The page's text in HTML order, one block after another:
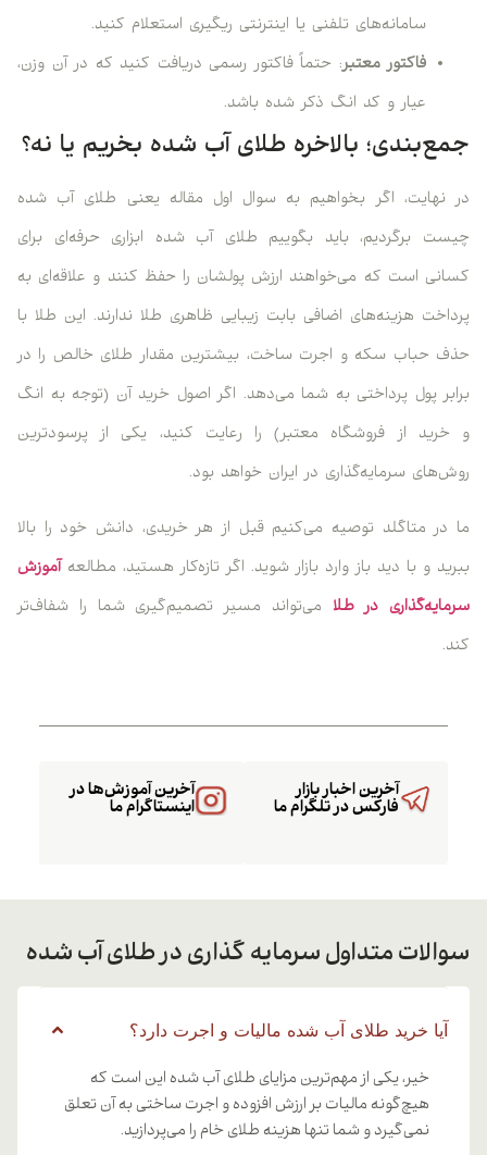
سامانه‌های تلفنی یا اینترنتی ریگیری استعلام کنید.
فاکتور معتبر: حتماً فاکتور رسمی دریافت کنید که در آن وزن،
عیار و کد انگ ذکر شده باشد.
جمع‌بندی؛ بالاخره طلای آب شده بخریم یا نه؟
در نهایت، اگر بخواهیم به سوال اول مقاله یعنی طلای آب شده
چیست برگردیم، باید بگوییم طلای آب شده ابزاری حرفه‌ای برای
کسانی است که می‌خواهند ارزش پولشان را حفظ کنند و علاقه‌ای به
پرداخت هزینه‌های اضافی بابت زیبایی ظاهری طلا ندارند. این طلا با
حذف حباب سکه و اجرت ساخت، بیشترین مقدار طلای خالص را در
برابر پول پرداختی به شما می‌دهد. اگر اصول خرید آن (توجه به انگ
و خرید از فروشگاه معتبر) را رعایت کنید، یکی از پرسودترین
روش‌های سرمایه‌گذاری در ایران خواهد بود.
ما در متاگلد توصیه می‌کنیم قبل از هر خریدی، دانش خود را بالا
ببرید و با دید باز وارد بازار شوید. اگر تازه‌کار هستید، مطالعه آموزش
سرمایه‌گذاری در طلا می‌تواند مسیر تصمیم‌گیری شما را شفاف‌تر
کند.
آخرین آموزش‌ها در
اینستاگرام ما
آخرین اخبار بازار
فارکس در تلگرام ما
سوالات متداول سرمایه گذاری در طلای آب شده
آیا خرید طلای آب شده مالیات و اجرت دارد؟
خیر، یکی از مهم‌ترین مزایای طلای آب شده این است که
هیچ‌گونه مالیات بر ارزش افزوده و اجرت ساختی به آن تعلق
نمی‌گیرد و شما تنها هزینه طلای خام را می‌پردازید.